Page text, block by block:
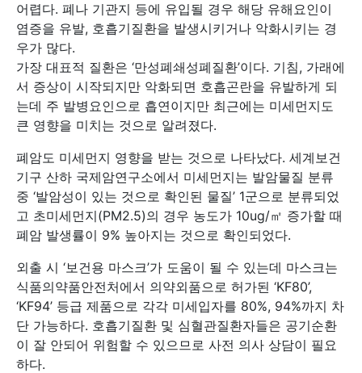
어렵다. 폐나 기관지 등에 유입될 경우 해당 유해요인이
염증을 유발, 호흡기질환을 발생시키거나 악화시키는 경
우가 많다.
가장 대표적 질환은 ‘만성폐쇄성폐질환’이다. 기침, 가래에
서 증상이 시작되지만 악화되면 호흡곤란을 유발하게 되
는데 주 발병요인으로 흡연이지만 최근에는 미세먼지도
큰 영향을 미치는 것으로 알려졌다.
폐암도 미세먼지 영향을 받는 것으로 나타났다. 세계보건
기구 산하 국제암연구소에서 미세먼지는 발암물질 분류
중 ‘발암성이 있는 것으로 확인된 물질’ 1군으로 분류되었
고 초미세먼지(PM2.5)의 경우 농도가 10ug/㎡ 증가할 때
폐암 발생률이 9% 높아지는 것으로 확인되었다.
외출 시 ‘보건용 마스크’가 도움이 될 수 있는데 마스크는
식품의약품안전처에서 의약외품으로 허가된 ‘KF80’,
‘KF94’ 등급 제품으로 각각 미세입자를 80%, 94%까지 차
단 가능하다. 호흡기질환 및 심혈관질환자들은 공기순환
이 잘 안되어 위험할 수 있으므로 사전 의사 상담이 필요
하다.